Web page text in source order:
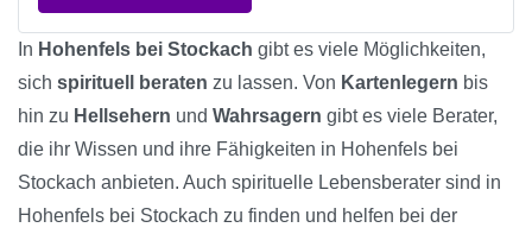
In Hohenfels bei Stockach gibt es viele Möglichkeiten,
sich spirituell beraten zu lassen. Von Kartenlegern bis
hin zu Hellsehern und Wahrsagern gibt es viele Berater,
die ihr Wissen und ihre Fähigkeiten in Hohenfels bei
Stockach anbieten. Auch spirituelle Lebensberater sind in
Hohenfels bei Stockach zu finden und helfen bei der